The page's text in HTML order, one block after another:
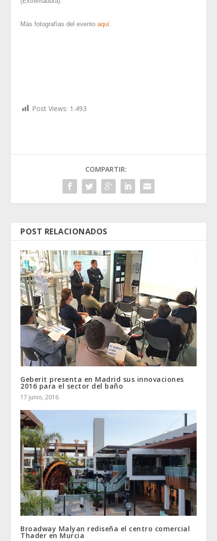
Más fotografías del eventoaquí
Post Views: 1.493
COMPARTIR:
POST RELACIONADOS
Geberit presenta en Madrid sus innovaciones
2016 para el sector del baño
17 junio, 2016
Broadway Malyan rediseña el centro comercial
Thader en Murcia